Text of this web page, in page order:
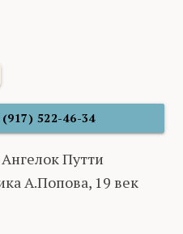
522-46-34
Путти
А.Попова, 19 век